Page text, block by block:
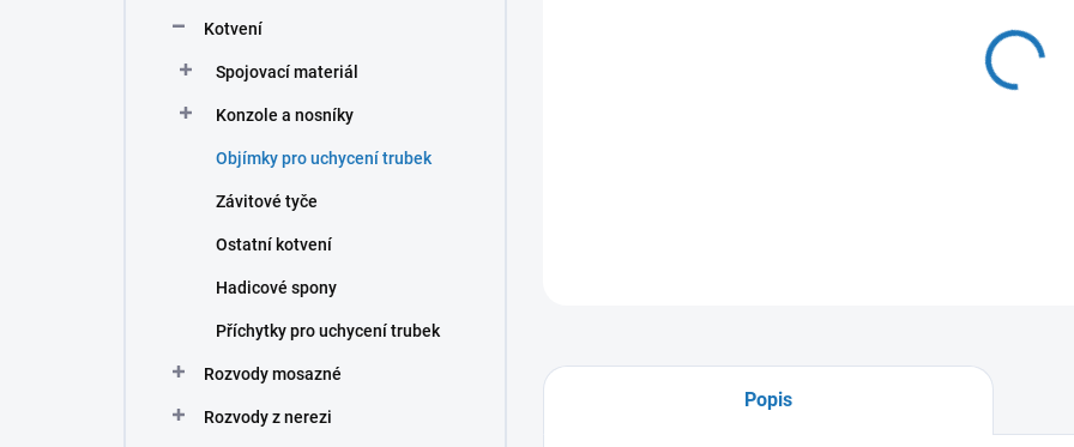
Kotvení
Spojovací materiál
Konzole a nosníky
Objímky pro uchycení trubek
Závitové tyče
Ostatní kotvení
Hadicové spony
Příchytky pro uchycení trubek
Rozvody mosazné
Rozvody z nerezi
Popis